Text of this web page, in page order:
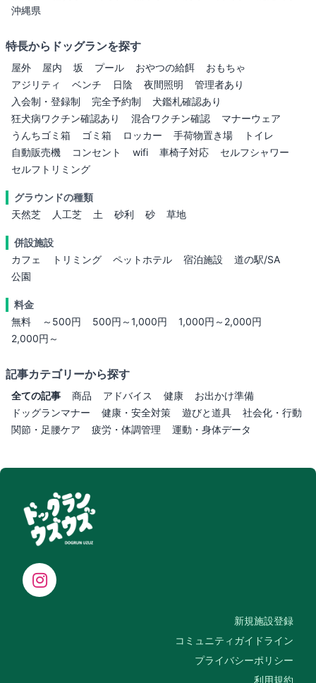
沖縄県
特長からドッグランを探す
屋外 屋内 坂 プール おやつの給餌
おもちゃ
アジリティ
ベンチ 日陰 夜間照明
管理者あり
入会制・登録制
完全予約制
犬鑑札確認あり
狂犬病ワクチン確認あり
混合ワクチン確認
マナーウェア
うんちゴミ箱
ゴミ箱 ロッカー 手荷物置き場
トイレ
自動販売機
コンセント wifi 車椅子対応
セルフシャワー
セルフトリミング
グラウンドの種類
天然芝
人工芝 土 砂利 砂 草地
併設施設
カフェ
トリミング ペットホテル 宿泊施設
道の駅/SA
公園
料金
無料
～500円 500円～1,000円
1,000円～2,000円
2,000円～
記事カテゴリーから探す
全ての記事 商品 アドバイス 健康
お出かけ準備
ドッグランマナー
健康・安全対策 遊びと道具
社会化・行動
関節・足腰ケア
疲労・体調管理 運動・身体データ
新規施設登録
コミュニティガイドライン
プライバシーポリシー
利用規約